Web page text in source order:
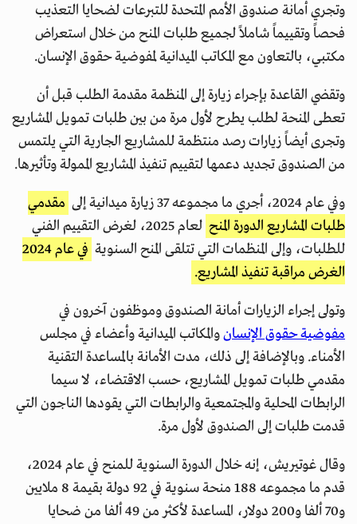
وتجري أمانة صندوق الأمم المتحدة للتبرعات لضحايا التعذيب
فحصاً وتقييماً شاملاً لجميع طلبات المنح من خلال استعراض
مكتبي، بالتعاون مع المكاتب الميدانية لمفوضية حقوق الإنسان.
وتقضي القاعدة بإجراء زيارة إلى المنظمة مقدمة الطلب قبل أن
تعطى المنحة لطلب يطرح لأول مرة من بين طلبات تمويل المشاريع
وتجرى أيضاً زيارات رصد منتظمة للمشاريع الجارية التي يلتمس
من الصندوق تجديد دعمها لتقييم تنفيذ المشاريع الممولة وتأثيرها.
وفي عام 2024، أجري ما مجموعه 37 زيارة ميدانية إلى
مقدمي
طلبات المشاريع الدورة المنح
لعام 2025، لغرض التقييم الفني
للطلبات، وإلى المنظمات التي تتلقى المنح السنوية
في عام 2024
الغرض مراقبة تنفيذ المشاريع.
وتولى إجراء الزيارات أمانة الصندوق وموظفون آخرون في
مفوضية حقوق الإنسانوالمكاتب الميدانية وأعضاء في مجلس
الأمناء. وبالإضافة إلى ذلك، مدت الأمانة بالمساعدة التقنية
مقدمي طلبات تمويل المشاريع، حسب الاقتضاء، لا سيما
الرابطات المحلية والمجتمعية والرابطات التي يقودها الناجون التي
قدمت طلبات إلى الصندوق لأول مرة.
وقال غوتيريش، إنه خلال الدورة السنوية للمنح في عام 2024،
قدم ما مجموعه 188 منحة سنوية في 92 دولة بقيمة 8 ملايين
و70 ألفا و200 دولار، المساعدة لأكثر من 49 ألفا من ضحايا